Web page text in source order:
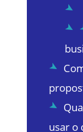
usar o